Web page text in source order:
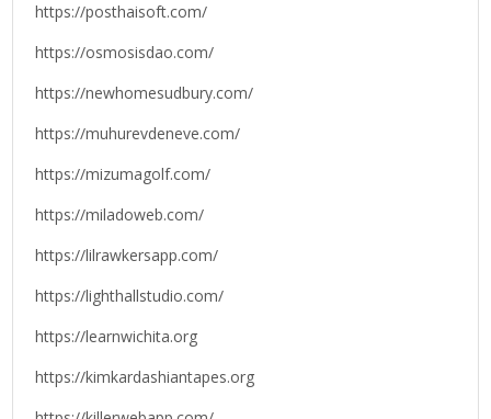
https://posthaisoft.com/
https://osmosisdao.com/
https://newhomesudbury.com/
https://muhurevdeneve.com/
https://mizumagolf.com/
https://miladoweb.com/
https://lilrawkersapp.com/
https://lighthallstudio.com/
https://learnwichita.org
https://kimkardashiantapes.org